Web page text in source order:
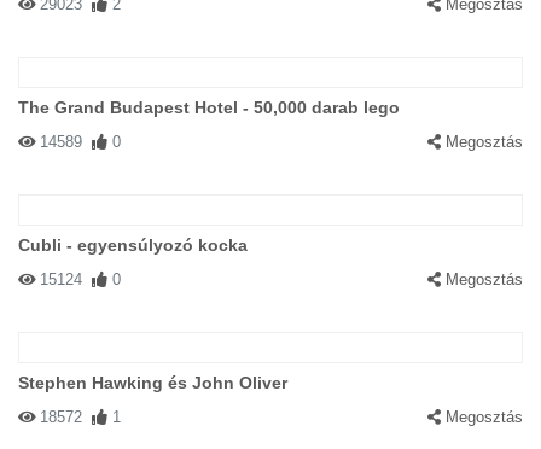
29023 2 Megosztás
The Grand Budapest Hotel - 50,000 darab lego
14589 0 Megosztás
Cubli - egyensúlyozó kocka
15124 0 Megosztás
Stephen Hawking és John Oliver
18572 1 Megosztás